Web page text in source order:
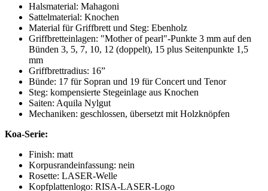
Halsmaterial: Mahagoni
Sattelmaterial: Knochen
Material für Griffbrett und Steg: Ebenholz
Griffbretteinlagen: "Mother of pearl"-Punkte 3 mm auf den
Bünden 3, 5, 7, 10, 12 (doppelt), 15 plus Seitenpunkte 1,5
mm
Griffbrettradius: 16”
Bünde: 17 für Sopran und 19 für Concert und Tenor
Steg: kompensierte Stegeinlage aus Knochen
Saiten: Aquila Nylgut
Mechaniken: geschlossen, übersetzt mit Holzknöpfen
Koa-Serie:
Finish: matt
Korpusrandeinfassung: nein
Rosette: LASER-Welle
Kopfplattenlogo: RISA-LASER-Logo